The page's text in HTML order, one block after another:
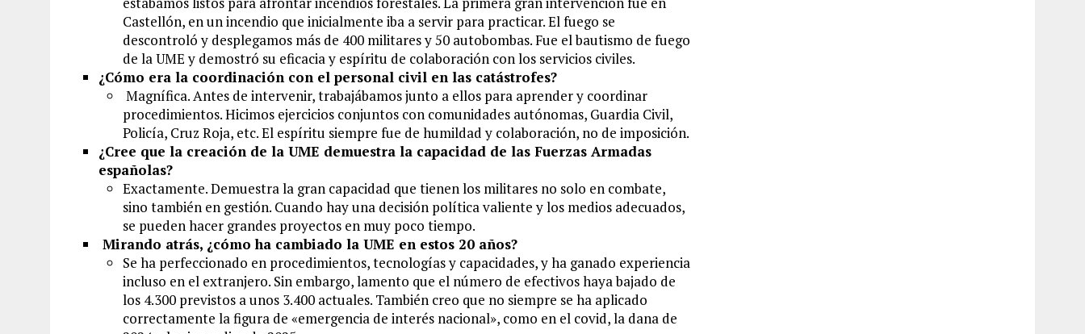
Castellón, en un incendio que inicialmente iba a servir para practicar. El fuego se
descontroló y desplegamos más de 400 militares y 50 autobombas. Fue el bautismo de fuego
de la UME y demostró su eficacia y espíritu de colaboración con los servicios civiles.
¿Cómo era la coordinación con el personal civil en las catástrofes?
Magnífica. Antes de intervenir, trabajábamos junto a ellos para aprender y coordinar
procedimientos. Hicimos ejercicios conjuntos con comunidades autónomas, Guardia Civil,
Policía, Cruz Roja, etc. El espíritu siempre fue de humildad y colaboración, no de imposición.
¿Cree que la creación de la UME demuestra la capacidad de las Fuerzas Armadas
españolas?
Exactamente. Demuestra la gran capacidad que tienen los militares no solo en combate,
sino también en gestión. Cuando hay una decisión política valiente y los medios adecuados,
se pueden hacer grandes proyectos en muy poco tiempo.
Mirando atrás, ¿cómo ha cambiado la UME en estos 20 años?
Se ha perfeccionado en procedimientos, tecnologías y capacidades, y ha ganado experiencia
incluso en el extranjero. Sin embargo, lamento que el número de efectivos haya bajado de
los 4.300 previstos a unos 3.400 actuales. También creo que no siempre se ha aplicado
correctamente la figura de «emergencia de interés nacional», como en el covid, la dana de